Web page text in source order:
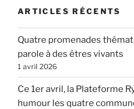
ARTICLES RÉCENTS
Quatre promenades
parole à des êtres vivants
1 avril 2026
Ce 1er avril, la Plateforme
humour les quatre